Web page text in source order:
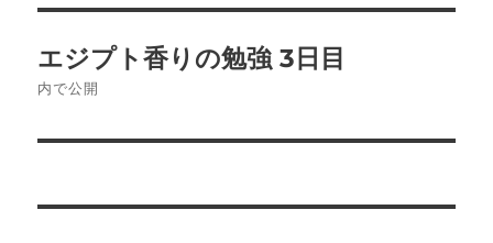
稿
ゲ
エジプト香りの勉強 3日目
内で公開